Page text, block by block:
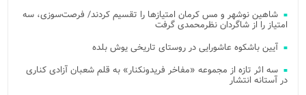
شاهین نوشهر و مس کرمان امتیازها را تقسیم کردند/ فرصت‌سوزی، سه
امتیاز را از شاگردان نظرمحمدی گرفت
آیین باشکوه عاشورایی در روستای تاریخی یوش بلده
سه اثر تازه از مجموعه «مفاخر فریدونکنار» به قلم شعبان آزادی کناری
در آستانه انتشار